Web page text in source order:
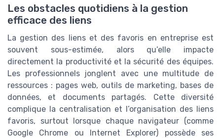
Les obstacles quotidiens à la gestion
efficace des liens
La gestion des liens et des favoris en entreprise est
souvent sous-estimée, alors qu’elle impacte
directement la productivité et la sécurité des équipes.
Les professionnels jonglent avec une multitude de
ressources : pages web, outils de marketing, bases de
données, et documents partagés. Cette diversité
complique la centralisation et l’organisation des liens
favoris, surtout lorsque chaque navigateur (comme
Google Chrome ou Internet Explorer) possède ses